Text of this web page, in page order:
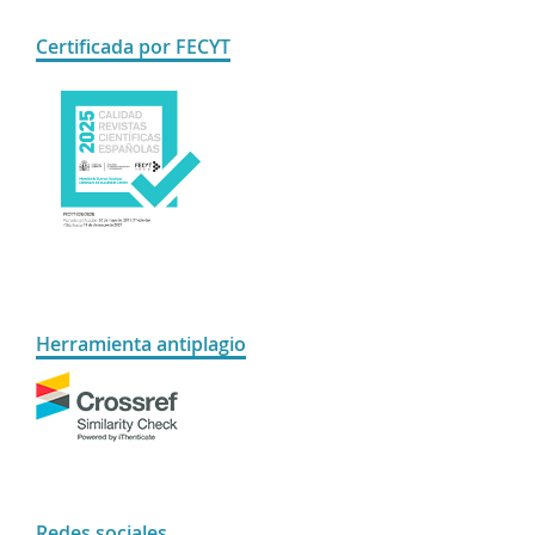
Certificada por FECYT
Herramienta antiplagio